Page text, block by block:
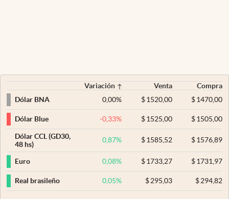
Variación Venta
Compra
Dólar BNA
0,00% $ 1520,00 $1470,00
Dólar Blue -0,33% $ 1525,00 $1505,00
Dólar CCL (GD30,
48 hs)
0,87% $ 1585,52 $1576,89
Euro 0,08% $ 1733,27 $1731,97
Real brasileño 0,05% $ 295,03 $294,82